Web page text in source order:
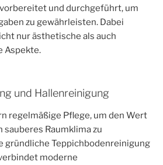
und durchgeführt, um
zu gewährleisten. Dabei
nur ästhetische als auch
Aspekte.
und Hallenreinigung
regelmäßige Pflege, um den Wert
sauberes Raumklima zu
gründliche Teppichbodenreinigung
moderne